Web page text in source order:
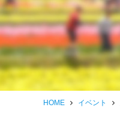
HOME イベント